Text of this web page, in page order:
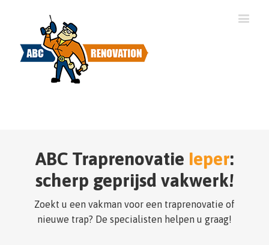
ABC Traprenovatie Ieper:
scherp geprijsd vakwerk!
Zoekt u een vakman voor een traprenovatie of
nieuwe trap? De specialisten helpen u graag!